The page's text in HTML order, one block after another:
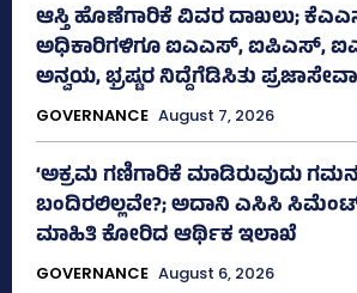
ಆಸ್ತಿ ಹೊಣೆಗಾರಿಕೆ ವಿವರ ದಾಖಲು;
ಅಧಿಕಾರಿಗಳಿಗೂ ಐಎಎಸ್‌, ಐಪಿಎಸ್‌,
ಅನ್ವಯ, ಭ್ರಷ್ಟರ ನಿದ್ದೆಗೆಡಿಸಿತು
GOVERNANCE August 7, 2026
‘ಅಕ್ರಮ ಗಣಿಗಾರಿಕೆ ಮಾಡಿರುವುದು
ಬಂದಿರಲಿಲ್ಲವೇ?; ಅದಾನಿ ಎಸಿಸಿ ಸಿಮೆಂಟ್
ಮಾಹಿತಿ ಕೋರಿದ ಆರ್ಥಿಕ ಇಲಾಖೆ
GOVERNANCE August 6, 2026